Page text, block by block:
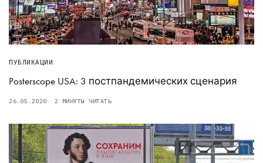
ПУБЛИКАЦИИ
Posterscope USA: 3 постпандемических сценария
26.05.2020 2 МИНУТЫ ЧИТАТЬ